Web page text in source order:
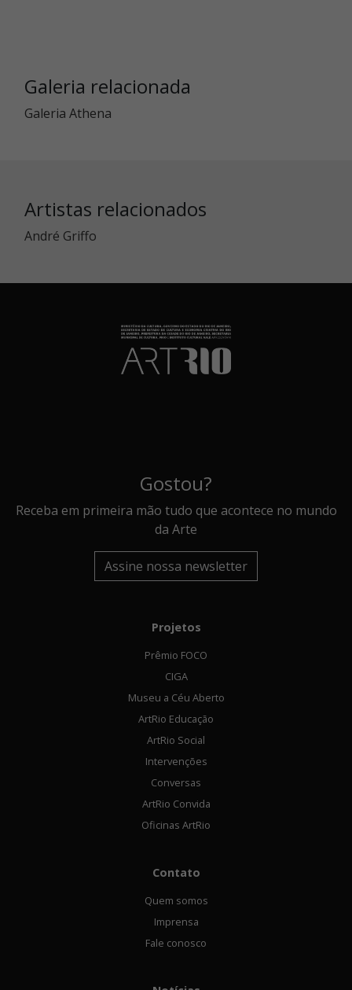
Galeria relacionada
Galeria Athena
Artistas relacionados
André Griffo
Gostou?
Receba em primeira mão tudo que acontece no mundo
da Arte
Assine nossa newsletter
Projetos
Prêmio FOCO
CIGA
Museu a Céu Aberto
ArtRio Educação
ArtRio Social
Intervenções
Conversas
ArtRio Convida
Oficinas ArtRio
Contato
Quem somos
Imprensa
Fale conosco